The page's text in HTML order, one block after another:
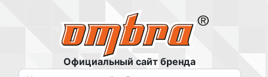
Официальный сайт бренда